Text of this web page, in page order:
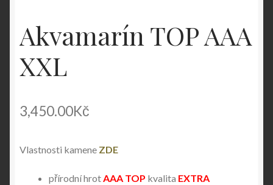
Akvamarín TOP AAA
XXL
3,450.00Kč
Vlastnosti kamene ZDE
přírodní hrotAAA TOP kvalita EXTRA